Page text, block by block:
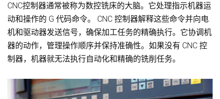
CNC控制器通常被称为数控铣床的大脑。它处理指示机器运
动和操作的 G 代码命令。 CNC 控制器解释这些命令并向电
机和驱动器发送信号，确保加工任务的精确执行。它协调机
器的动作，管理操作顺序并保持准确性。如果没有 CNC 控
制器，机器就无法执行自动化和精确的铣削任务。